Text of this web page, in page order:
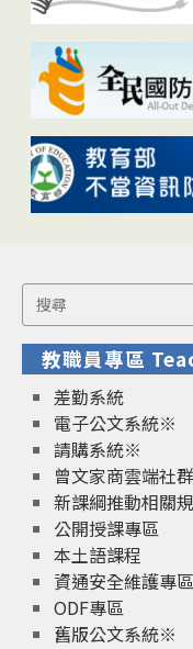
Search
for:
教職員專區
差勤系統
電子公文系統※
請購系統※
曾文家商雲端社
新課綱推動相關
公開授課專區
本土語課程
資通安全維護專區
ODF專區
舊版公文系統※